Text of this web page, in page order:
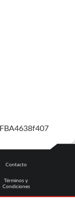
Contacto
Términos y
Condiciones